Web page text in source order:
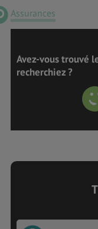
Assurances
Avez-vous trouvé
recherchiez ?